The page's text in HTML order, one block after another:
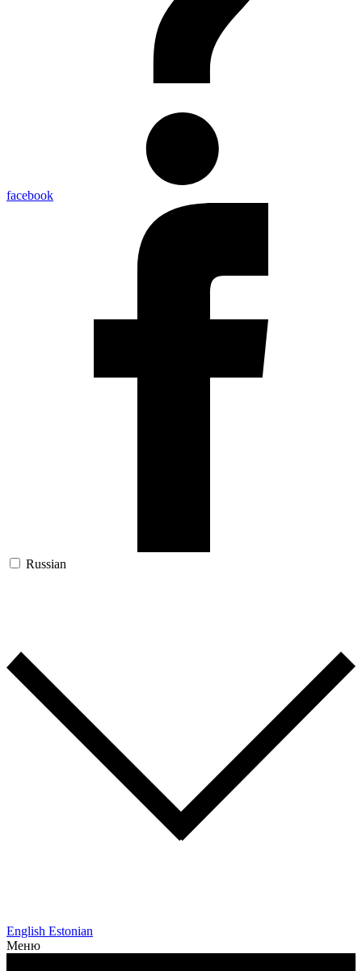
facebook
Russian
English Estonian
Меню